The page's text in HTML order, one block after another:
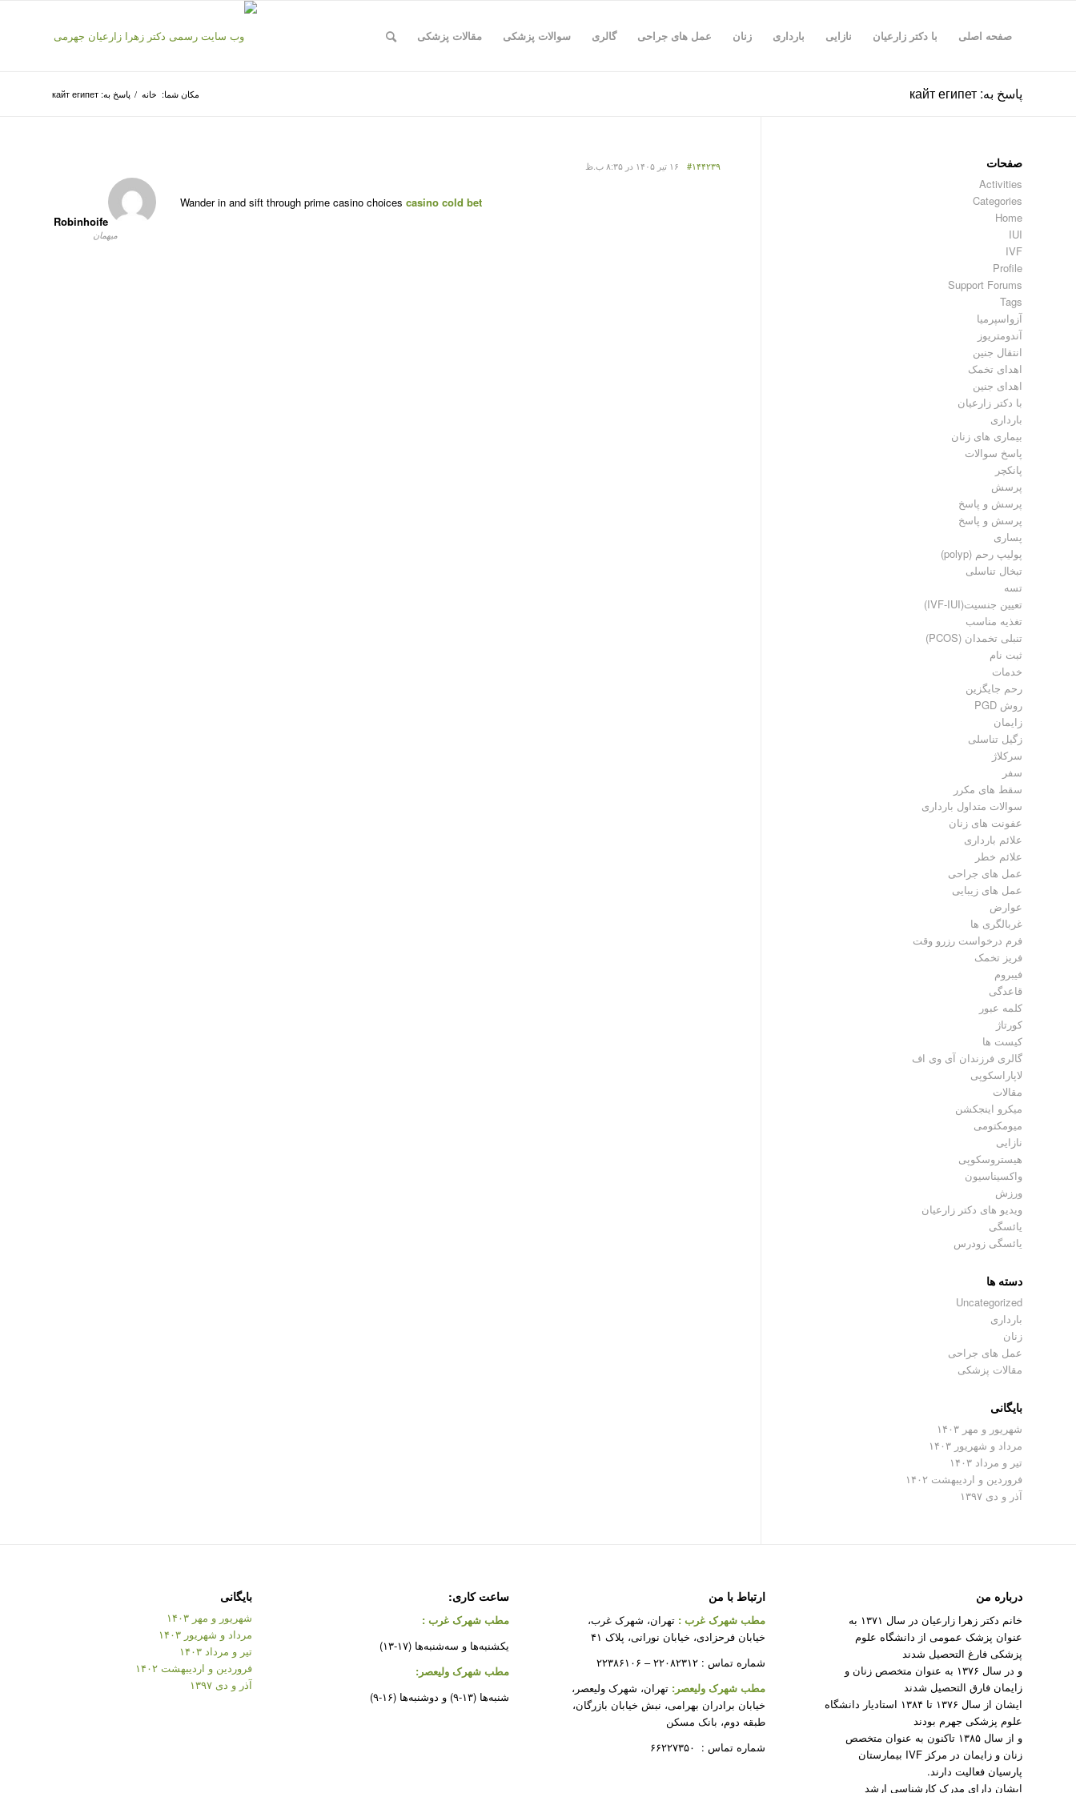
صفحه اصلی با دکتر زارعیان نازایی بارداری زنان عمل های جراحی گالری سوالات پزشکی مقالات پزشکی
پاسخ به: кайт египет مکان شما: خانه / پاسخ به: кайт египет
۱۶ تیر ۱۴۰۵ در ۸:۳۵ ب.ظ #۱۴۴۲۳۹
Robinhoife
میهمان
Wander in and sift through prime casino choices casino cold bet
صفحات
Activities
Categories
Home
IUI
IVF
Profile
Support Forums
Tags
آزواسپرمیا
آندومتریوز
انتقال جنین
اهدای تخمک
اهدای جنین
با دکتر زارعیان
بارداری
بیماری های زنان
پاسخ سوالات
پانکچر
پرسش
پرسش و پاسخ
پرسش و پاسخ
پساری
پولیپ رحم (polyp)
تبخال تناسلی
تسه
تعیین جنسیت(IVF-IUI)
تغذیه مناسب
تنبلی تخمدان (PCOS)
ثبت نام
خدمات
رحم جایگزین
روش PGD
زایمان
زگیل تناسلی
سرکلاژ
سفر
سقط های مکرر
سوالات متداول بارداری
عفونت های زنان
علائم بارداری
علائم خطر
عمل های جراحی
عمل های زیبایی
عوارض
غربالگری ها
فرم درخواست رزرو وقت
فریز تخمک
فیبروم
قاعدگی
کلمه عبور
کورتاژ
کیست ها
گالری فرزندان آی وی اف
لاپاراسکوپی
مقالات
میکرو اینجکشن
میومکتومی
نازایی
هیستروسکوپی
واکسیناسیون
ورزش
ویدیو های دکتر زارعیان
یائسگی
یائسگی زودرس
دسته ها
Uncategorized
بارداری
زنان
عمل های جراحی
مقالات پزشکی
بایگانی
شهریور و مهر ۱۴۰۳
مرداد و شهریور ۱۴۰۳
تیر و مرداد ۱۴۰۳
فروردین و اردیبهشت ۱۴۰۲
آذر و دی ۱۳۹۷
درباره من
خانم دکتر زهرا زارعیان در سال ۱۳۷۱ به
عنوان پزشک عمومی از دانشگاه علوم
پزشکی فارغ التحصیل شدند
و در سال ۱۳۷۶ به عنوان متخصص زنان و
زایمان فارق التحصیل شدند
ایشان از سال ۱۳۷۶ تا ۱۳۸۴ استادیار دانشگاه
علوم پزشکی جهرم بودند
و از سال ۱۳۸۵ تاکنون به عنوان متخصص
زنان و زایمان در مرکز IVF بیمارستان
پارسیان فعالیت دارند.
ایشان دارای مدرک کارشناسی ارشد
ارتباط با من
مطب شهرک غرب : تهران، شهرک غرب،
خیابان فرحزادی، خیابان نورانی، پلاک ۴۱
شماره تماس : ۲۲۰۸۲۳۱۲ – ۲۲۳۸۶۱۰۶
مطب شهرک ولیعصر: تهران، شهرک ولیعصر،
خیابان برادران بهرامی، نبش خیابان بازرگان،
طبقه دوم، بانک مسکن
شماره تماس : ۶۶۲۲۷۳۵۰
ساعت کاری:
مطب شهرک غرب :
یکشنبه‌ها و سه‌شنبه‌ها (۱۷-۱۳)
مطب شهرک ولیعصر:
شنبه‌ها (۱۳-۹) و دوشنبه‌ها (۱۶-۹)
بایگانی
شهریور و مهر ۱۴۰۳
مرداد و شهریور ۱۴۰۳
تیر و مرداد ۱۴۰۳
فروردین و اردیبهشت ۱۴۰۲
آذر و دی ۱۳۹۷